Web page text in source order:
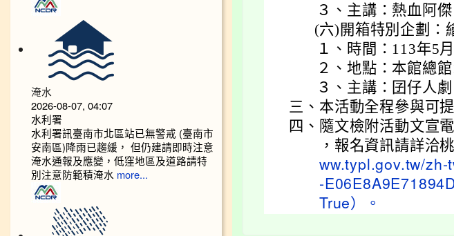
３、 主講：熱血阿
(六) 開箱特別企劃：
１、 時間：113年5
２、 地點：本館總
３、 主講：囝仔人劇
三、 本活動全程參與可
四、 隨文檢附活動文宣
，報名資訊請詳洽
ww.typl.gov.tw/zh-
-
True）。
淹水
2026-08-07, 04:07
水利署
水利署訊臺南市北區站已無警戒 (臺南市
安南區)降雨已趨緩， 但仍建請即時注意
淹水通報及應變，低窪地區及道路請特
別注意防範積淹水 more...